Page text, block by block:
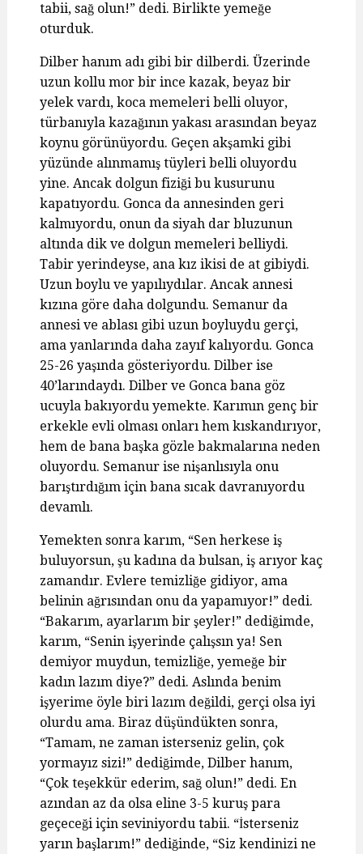
tabii, sağ olun!” dedi. Birlikte yemeğe
oturduk.
Dilber hanım adı gibi bir dilberdi. Üzerinde
uzun kollu mor bir ince kazak, beyaz bir
yelek vardı, koca memeleri belli oluyor,
türbanıyla kazağının yakası arasından beyaz
koynu görünüyordu. Geçen akşamki gibi
yüzünde alınmamış tüyleri belli oluyordu
yine. Ancak dolgun fiziği bu kusurunu
kapatıyordu. Gonca da annesinden geri
kalmıyordu, onun da siyah dar bluzunun
altında dik ve dolgun memeleri belliydi.
Tabir yerindeyse, ana kız ikisi de at gibiydi.
Uzun boylu ve yapılıydılar. Ancak annesi
kızına göre daha dolgundu. Semanur da
annesi ve ablası gibi uzun boyluydu gerçi,
ama yanlarında daha zayıf kalıyordu. Gonca
25-26 yaşında gösteriyordu. Dilber ise
40’larındaydı. Dilber ve Gonca bana göz
ucuyla bakıyordu yemekte. Karımın genç bir
erkekle evli olması onları hem kıskandırıyor,
hem de bana başka gözle bakmalarına neden
oluyordu. Semanur ise nişanlısıyla onu
barıştırdığım için bana sıcak davranıyordu
devamlı.
Yemekten sonra karım, “Sen herkese iş
buluyorsun, şu kadına da bulsan, iş arıyor kaç
zamandır. Evlere temizliğe gidiyor, ama
belinin ağrısından onu da yapamıyor!” dedi.
“Bakarım, ayarlarım bir şeyler!” dediğimde,
karım, “Senin işyerinde çalışsın ya! Sen
demiyor muydun, temizliğe, yemeğe bir
kadın lazım diye?” dedi. Aslında benim
işyerime öyle biri lazım değildi, gerçi olsa iyi
olurdu ama. Biraz düşündükten sonra,
“Tamam, ne zaman isterseniz gelin, çok
yormayız sizi!” dediğimde, Dilber hanım,
“Çok teşekkür ederim, sağ olun!” dedi. En
azından az da olsa eline 3-5 kuruş para
geçeceği için seviniyordu tabii. “İsterseniz
yarın başlarım!” dediğinde, “Siz kendinizi ne